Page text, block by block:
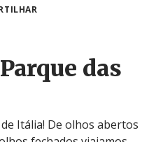
das
Itália! De olhos abertos